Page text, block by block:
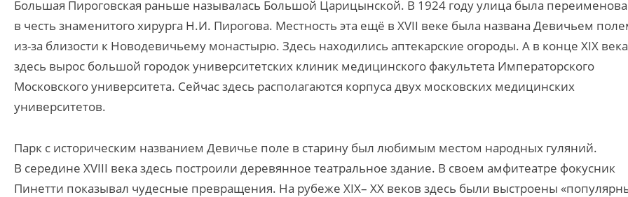
Большая Пироговская раньше называлась Большой Царицынской. В 1924 году улица была
в честь знаменитого хирурга Н.И. Пирогова. Местность эта ещё в XVII веке была названа Девичьем
из-за близости к Новодевичьему монастырю. Здесь находились аптекарские огороды. А в конце XIX века
здесь вырос большой городок университетских клиник медицинского факультета Императорского
Московского университета. Сейчас здесь располагаются корпуса двух московских медицинских
университетов.
Парк с историческим названием Девичье поле в старину был любимым местом народных гуляний.
В середине XVIII века здесь построили деревянное театральное здание. В своем амфитеатре фокусник
Пинетти показывал чудесные превращения. На рубеже XIX– XX веков здесь были выстроены